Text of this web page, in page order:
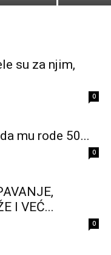
su za njim,
0
mu rode 50...
0
I VEĆ...
0